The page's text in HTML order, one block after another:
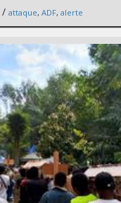
/ attaque, ADF, alerte